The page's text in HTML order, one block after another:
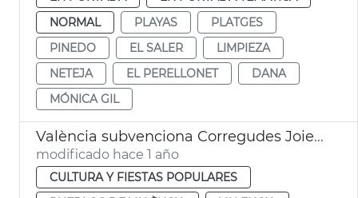
NORMAL
PLAYAS
PLATGES
PINEDO
EL SALER
LIMPIEZA
NETEJA
EL PERELLONET
DANA
MÓNICA GIL
València subvenciona Corregudes Joies de Pinedo
modificado hace 1 año
CULTURA Y FIESTAS POPULARES